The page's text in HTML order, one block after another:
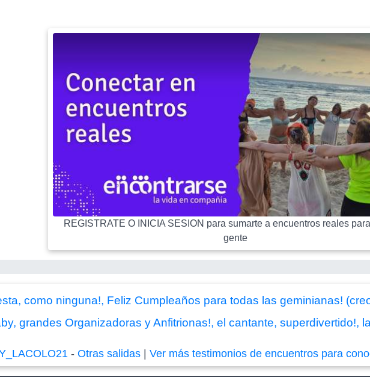
REGISTRATE O INICIA SESION para sumarte a encuentros reales
gente
como ninguna!, Feliz Cumpleaños para todas las geminianas!
grandes Organizadoras y Anfitrionas!, el cantante, superdivertido!,
-Otras salidas |Ver más testimonios de encuentros para